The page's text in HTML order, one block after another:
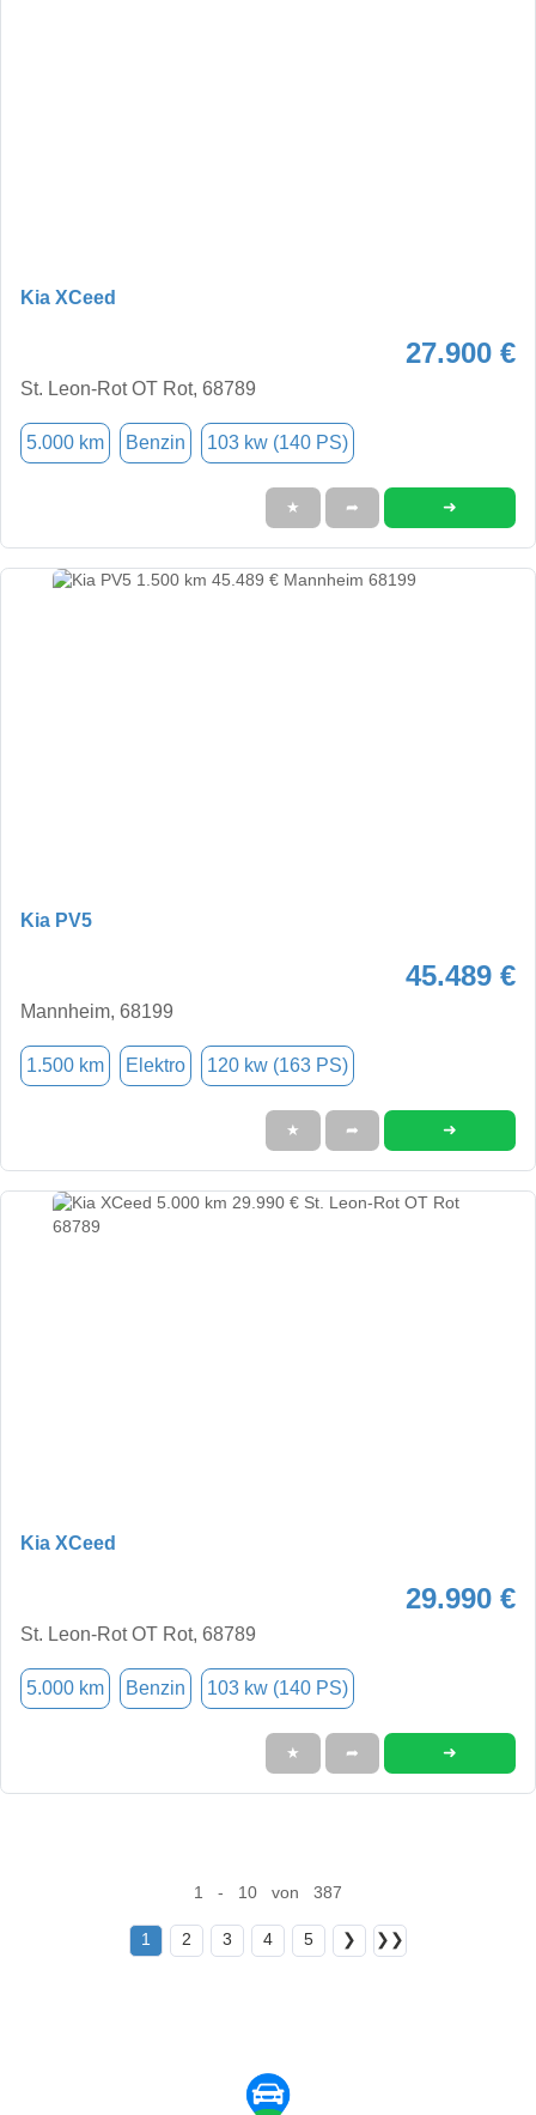
Kia XCeed
27.900 €
St. Leon-Rot OT Rot, 68789
5.000 km Benzin 103 kw (140 PS)
★ ➦ ➜
Kia PV5
45.489 €
Mannheim, 68199
1.500 km Elektro 120 kw (163 PS)
★ ➦ ➜
Kia XCeed
29.990 €
St. Leon-Rot OT Rot, 68789
5.000 km Benzin 103 kw (140 PS)
★ ➦ ➜
1 - 10 von 387
1 2 3 4 5 ❯ ❯❯